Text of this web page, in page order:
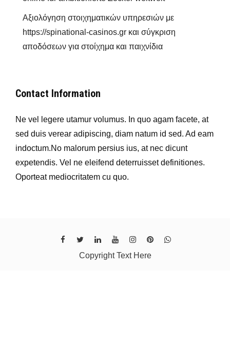
Αξιολόγηση στοιχηματικών υπηρεσιών με
https://spinational-casinos.gr και σύγκριση
αποδόσεων για στοίχημα και παιχνίδια
Contact Information
Ne vel legere utamur volumus. In quo agam facete, at
sed duis verear adipiscing, diam natum id sed. Ad eam
indoctum.No malorum persius ius, at nec dicunt
expetendis. Vel ne eleifend deterruisset definitiones.
Oporteat mediocritatem cu quo.
Copyright Text Here